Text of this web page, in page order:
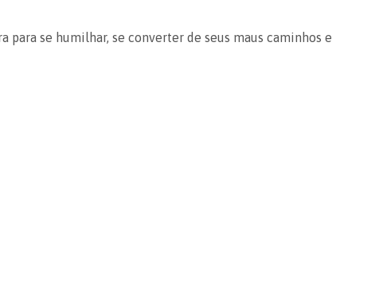
para se humilhar, se converter de seus maus caminhos e